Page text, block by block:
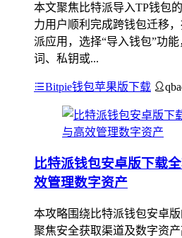
本文聚焦比特派导入TP钱包
力用户顺利完成跨钱包迁移
派应用，选择“导入钱包”功
词、私钥或...
Bitpie钱包苹果版下载
比特派钱包安卓版下载
效管理数字资产
本攻略围绕比特派钱包安卓
聚焦安全获取渠道及数字资